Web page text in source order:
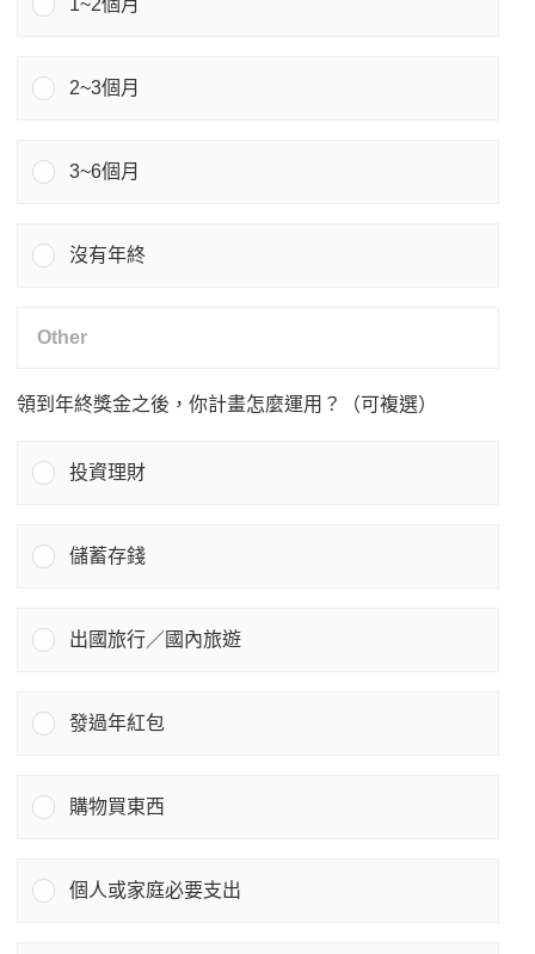
1~2個月
2~3個月
3~6個月
沒有年終
領到年終獎金之後，你計畫怎麼運用？（可複選）
投資理財
儲蓄存錢
出國旅行／國內旅遊
發過年紅包
購物買東西
個人或家庭必要支出